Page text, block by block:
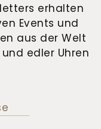
erhalten
Events und
aus der Welt
edler Uhren